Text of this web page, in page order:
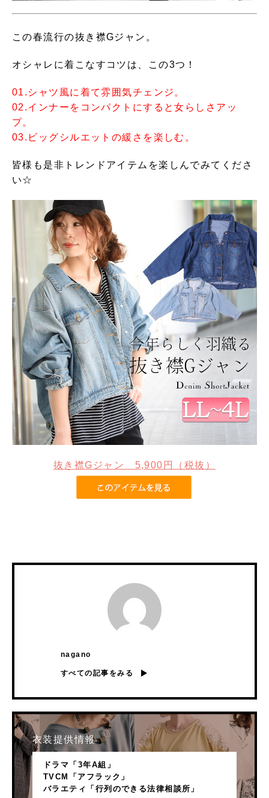
この春流行の抜き襟Gジャン。
オシャレに着こなすコツは、この3つ！
01.シャツ風に着て雰囲気チェンジ。
02.インナーをコンパクトにすると女らしさアッ
プ。
03.ビッグシルエットの緩さを楽しむ。
皆様も是非トレンドアイテムを楽しんでみてくださ
い☆
抜き襟Gジャン 5,900円（税抜）
nagano
すべての記事をみる
衣装提供情報
ドラマ「3年A組」
TVCM「アフラック」
バラエティ「行列のできる法律相談所」